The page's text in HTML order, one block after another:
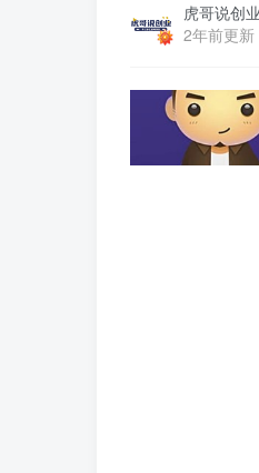
虎哥说创业
2年前更新